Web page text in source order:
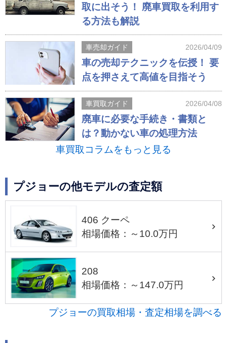
取に出そう！ 廃車買取を利用す
る方法も解説
車売却ガイド 2026/04/09
車の売却テクニックを伝授！ 要
点を押さえて高値を目指そう
車買取ガイド 2026/04/08
廃車に必要な手続き・書類と
は？動かない車の処理方法
車買取コラムをもっと見る
プジョーの他モデルの査定額
406 クーペ
相場価格：～10.0万円
208
相場価格：～147.0万円
プジョーの買取相場・査定相場を調べる